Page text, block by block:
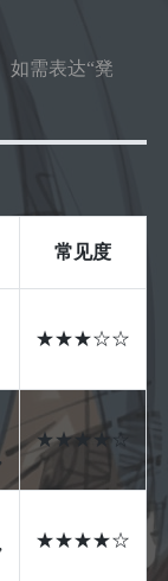
如需表达“凳
常见度
★★★☆☆
★★★★☆
★★★★☆